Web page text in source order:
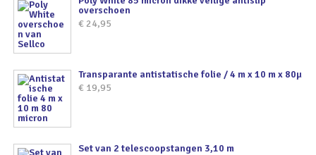
overschoen
€ 24,95
Transparante antistatische folie / 4 m x 10 m x 80µ
€ 19,95
Set van 2 telescoopstangen 3,10 m